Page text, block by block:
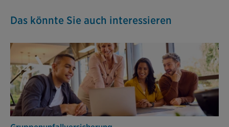
Das könnte Sie auch interessieren